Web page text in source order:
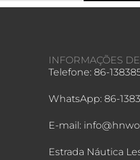
INFORMAÇÕES
Telefone: 86-
WhatsApp: 86-
E-mail:
Estrada Náutica